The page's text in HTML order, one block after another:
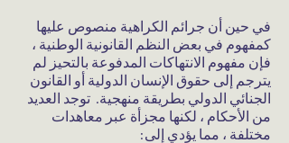
في حين أن جرائم الكراهية منصوص عليها
كمفهوم في بعض النظم القانونية الوطنية ،
فإن مفهوم الانتهاكات المدفوعة بالتحيز لم
يترجم إلى حقوق الإنسان الدولية أو القانون
الجنائي الدولي بطريقة منهجية. توجد العديد
من الأحكام ، لكنها مجزأة عبر معاهدات
مختلفة ، مما يؤدي إلى: